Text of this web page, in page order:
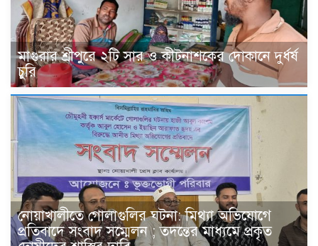
মাগুরার শ্রীপুরে ২টি সার ও কীটনাশকের দোকানে দুর্ধর্ষ
চুরি
নোয়াখালীতে গোলাগুলির ঘটনা: মিথ্যা অভিযোগে
প্রতিবাদে সংবাদ সম্মেলন ; তদন্তের মাধ্যমে প্রকৃত